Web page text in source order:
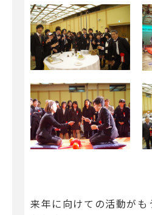
来年に向けての活動がも